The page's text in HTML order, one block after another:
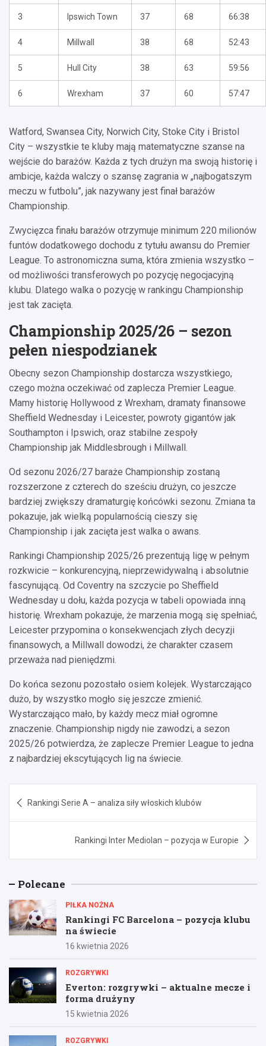
3 Ipswich Town 37 68 66:38
4 Millwall 38 68 52:43
5 Hull City 38 63 59:56
6 Wrexham 37 60 57:47
Watford, Swansea City, Norwich City, Stoke City i Bristol
City – wszystkie te kluby mają matematyczne szanse na
wejście do barażów. Każda z tych drużyn ma swoją historię i
ambicje, każda walczy o szansę zagrania w „najbogatszym
meczu w futbolu”, jak nazywany jest finał barażów
Championship.
Zwycięzca finału barażów otrzymuje minimum 220 milionów
funtów dodatkowego dochodu z tytułu awansu do Premier
League. To astronomiczna suma, która zmienia wszystko –
od możliwości transferowych po pozycję negocjacyjną
klubu. Dlatego walka o pozycję w rankingu Championship
jest tak zacięta.
Championship 2025/26 – sezon
pełen niespodzianek
Obecny sezon Championship dostarcza wszystkiego,
czego można oczekiwać od zaplecza Premier League.
Mamy historię Hollywood z Wrexham, dramaty finansowe
Sheffield Wednesday i Leicester, powroty gigantów jak
Southampton i Ipswich, oraz stabilne zespoły
Championship jak Middlesbrough i Millwall.
Od sezonu 2026/27 baraże Championship zostaną
rozszerzone z czterech do sześciu drużyn, co jeszcze
bardziej zwiększy dramaturgię końcówki sezonu. Zmiana ta
pokazuje, jak wielką popularnością cieszy się
Championship i jak zacięta jest walka o awans.
Rankingi Championship 2025/26 prezentują ligę w pełnym
rozkwicie – konkurencyjną, nieprzewidywalną i absolutnie
fascynującą. Od Coventry na szczycie po Sheffield
Wednesday u dołu, każda pozycja w tabeli opowiada inną
historię. Wrexham pokazuje, że marzenia mogą się spełniać,
Leicester przypomina o konsekwencjach złych decyzji
finansowych, a Millwall dowodzi, że charakter czasem
przeważa nad pieniędzmi.
Do końca sezonu pozostało osiem kolejek. Wystarczająco
dużo, by wszystko mogło się jeszcze zmienić.
Wystarczająco mało, by każdy mecz miał ogromne
znaczenie. Championship nigdy nie zawodzi, a sezon
2025/26 potwierdza, że zaplecze Premier League to jedna
z najbardziej ekscytujących lig na świecie.
wpisu
Rankingi Serie A – analiza siły włoskich klubów
Rankingi Inter Mediolan – pozycja w Europie
Polecane
PIŁKA NOŻNA
Rankingi FC Barcelona – pozycja klubu
na świecie
16 kwietnia 2026
ROZGRYWKI
Everton: rozgrywki – aktualne mecze i
forma drużyny
15 kwietnia 2026
ROZGRYWKI